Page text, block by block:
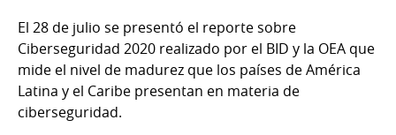
El 28 de julio se presentó el reporte sobre
Ciberseguridad 2020 realizado por el BID y la OEA que
mide el nivel de madurez que los países de América
Latina y el Caribe presentan en materia de
ciberseguridad.